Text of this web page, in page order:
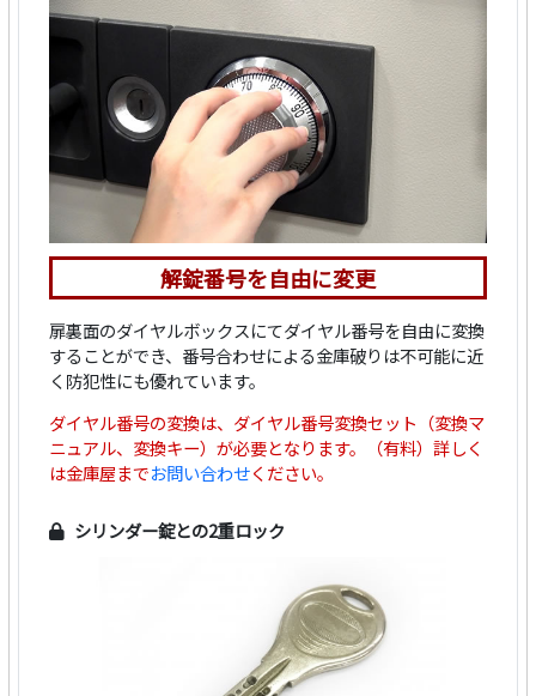
解錠番号を自由に変更
扉裏面のダイヤルボックスにてダイヤル番号を自由に変換
することができ、番号合わせによる金庫破りは不可能に近
く防犯性にも優れています。
ダイヤル番号の変換は、ダイヤル番号変換セット（変換マ
ニュアル、変換キー）が必要となります。（有料）詳しく
は金庫屋までお問い合わせください。
シリンダー錠との2重ロック